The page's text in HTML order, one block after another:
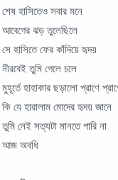
শেষ হাসিতেও সবার মনে
আবেগের ঝড় তুলেছিলে
সে হাসিতে ফের কাঁদিয়ে হৃদয়
নীরবেই তুমি গেলে চলে
মুহূর্তে হাহাকার ছড়ালো প্রাণে
কি যে হারালাম মোদের হৃদয় জানে
তুমি নেই সত্যটা মানতে পারি না
আজ অবধি